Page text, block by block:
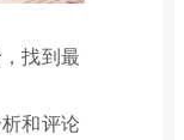
找到最
和评论